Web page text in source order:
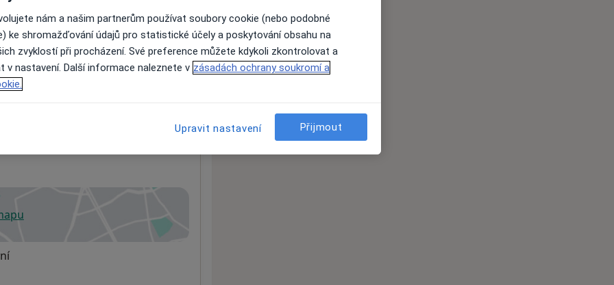
nejsou k dispozici
informace o svých službách.
v nové záložce
nám a našim partnerům používat soubory cookie (nebo podobné
ke shromažďování údajů pro statistické účely a poskytování obsahu na
zvyklostí při procházení. Své preference můžete kdykoli zkontrolovat a
v nastavení. Další informace naleznete v zásadách ochrany soukromí a
Upravit nastavení Přijmout